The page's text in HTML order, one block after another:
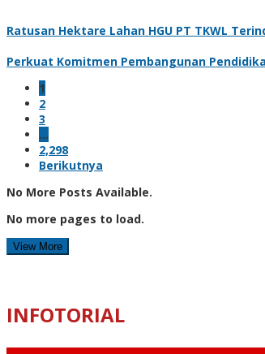
Ratusan Hektare Lahan HGU PT TKWL
Perkuat Komitmen Pembangunan
1
2
3
…
2,298
Berikutnya
No More Posts Available.
No more pages to load.
View More
INFOTORIAL